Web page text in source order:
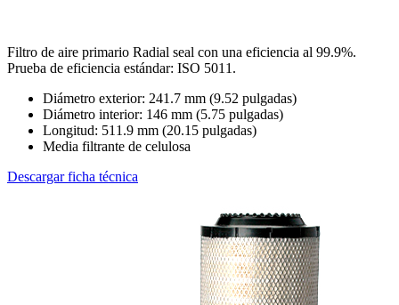
Filtro de aire primario Radial seal con una eficiencia al 99.9%.
Prueba de eficiencia estándar: ISO 5011.
Diámetro exterior: 241.7 mm (9.52 pulgadas)
Diámetro interior: 146 mm (5.75 pulgadas)
Longitud: 511.9 mm (20.15 pulgadas)
Media filtrante de celulosa
Descargar ficha técnica